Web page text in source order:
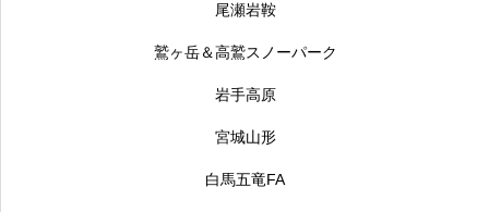
尾瀬岩鞍
鷲ヶ岳＆高鷲スノーパーク
岩手高原
宮城山形
白馬五竜FA